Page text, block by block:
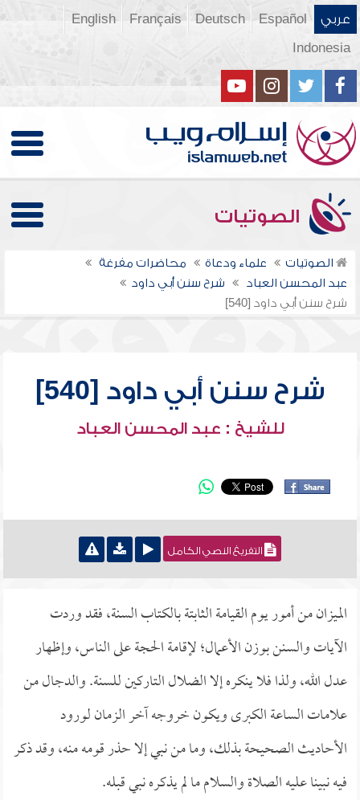
عربي Español
Deutsch
Français
English
Indonesia
الصوتيات
الصوتيات علماء ودعاة
محاضرات مفرغة
عبد المحسن العباد
شرح سنن أبي داود
شرح سنن أبي داود [540]
شرح سنن أبي داود [540]
للشيخ : عبد المحسن العباد
التفريغ النصي الكامل
الميزان من أمور يوم القيامة الثابتة بالكتاب السنة، فقد وردت
الآيات والسنن بوزن الأعمال؛ لإقامة الحجة على الناس، وإظهار
عدل الله، ولذا فلا ينكره إلا الضلال التاركين للسنة. والدجال من
علامات الساعة الكبرى ويكون خروجه آخر الزمان لورود
الأحاديث الصحيحة بذلك، وما من نبي إلا حذر قومه منه، وقد ذكر
فيه نبينا عليه الصلاة والسلام ما لم يذكره نبي قبله.